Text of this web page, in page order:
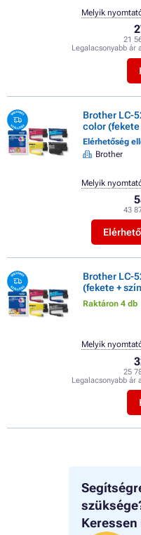
21
Legalacsonyabb ár
Melyik
Brother LC-
color (fekete
Elérhetőség
Brother
43
Melyik
Brother LC-
(fekete +
Raktáron 4 db
25
Legalacsonyabb ár
Melyik